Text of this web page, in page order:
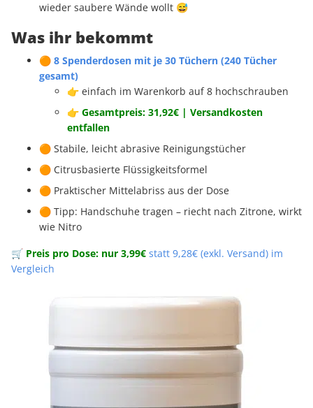
wieder saubere Wände wollt 😅
Was ihr bekommt
🟠 8 Spenderdosen mit je 30 Tüchern (240 Tücher
gesamt)
👉 einfach im Warenkorb auf 8 hochschrauben
👉 Gesamtpreis: 31,92€ | Versandkosten
entfallen
🟠 Stabile, leicht abrasive Reinigungstücher
🟠 Citrusbasierte Flüssigkeitsformel
🟠 Praktischer Mittelabriss aus der Dose
🟠 Tipp: Handschuhe tragen – riecht nach Zitrone, wirkt
wie Nitro
🛒 Preis pro Dose: nur 3,99€ statt 9,28€ (exkl. Versand) im
Vergleich